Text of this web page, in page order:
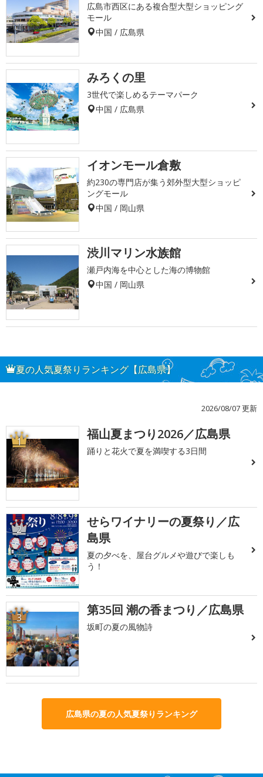
広島市西区にある複合型大型ショッピング
モール
中国 / 広島県
みろくの里
3世代で楽しめるテーマパーク
中国 / 広島県
イオンモール倉敷
約230の専門店が集う郊外型大型ショッピ
ングモール
中国 / 岡山県
渋川マリン水族館
瀬戸内海を中心とした海の博物館
中国 / 岡山県
夏の人気夏祭りランキング【広島県】
2026/08/07 更新
1 福山夏まつり2026／広島県
踊りと花火で夏を満喫する3日間
2
せらワイナリーの夏祭り／広
島県
夏の夕べを、屋台グルメや遊びで楽しも
う！
3 第35回 潮の香まつり／広島県
坂町の夏の風物詩
広島県の夏の人気夏祭りランキング